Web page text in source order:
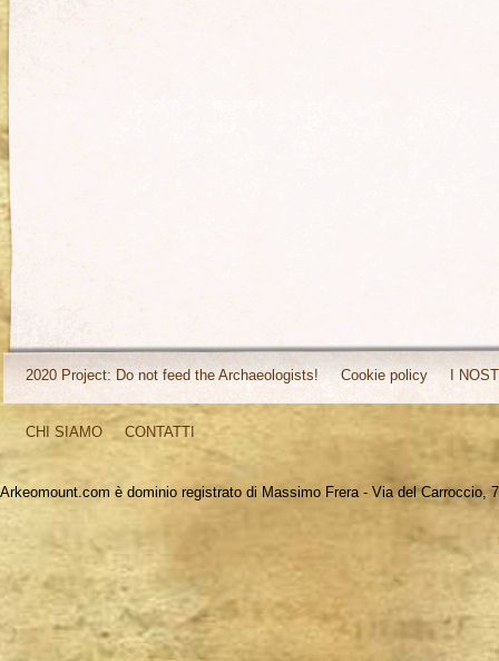
2020 Project: Do not feed the Archaeologists! Cookie policy I
CHI SIAMO CONTATTI
Arkeomount.com è dominio registrato di Massimo Frera - Via del